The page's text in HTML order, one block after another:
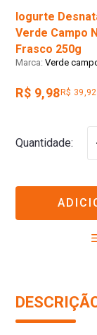
Iogurte
Verde Campo
Frasco 250g
Verde
R$ 9,98 R$
Quantidade